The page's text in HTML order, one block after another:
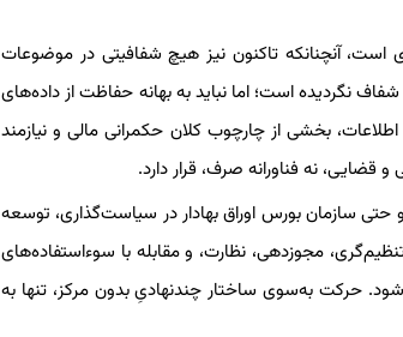
است، آنچنانکه تاکنون نیز هیچ شفافیتی در موضوعات
نگردیده است؛ اما نباید به بهانه حفاظت از داده‌های
بخشی از چارچوب کلان حکمرانی مالی و نیازمند
نه فناورانه صرف، قرار دارد.
حتی سازمان بورس اوراق بهادار در سیاست‌گذاری، توسعه
مجوزدهی، نظارت، و مقابله با سوءاستفاده‌های
حرکت به‌سوی ساختار چندنهادیِ بدون مرکز، تنها به